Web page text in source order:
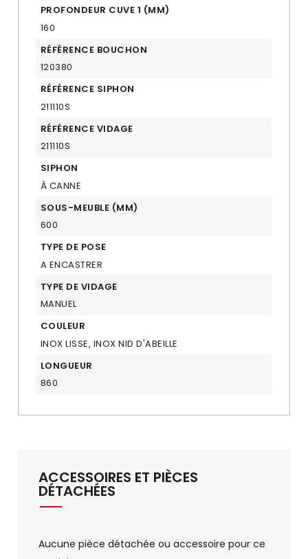
PROFONDEUR CUVE 1 (MM)
160
RÉFÉRENCE BOUCHON
120380
RÉFÉRENCE SIPHON
211110S
RÉFÉRENCE VIDAGE
211110S
SIPHON
À CANNE
SOUS-MEUBLE (MM)
600
TYPE DE POSE
A ENCASTRER
TYPE DE VIDAGE
MANUEL
COULEUR
INOX LISSE, INOX NID D'ABEILLE
LONGUEUR
860
ACCESSOIRES ET PIÈCES
DÉTACHÉES
Aucune pièce détachée ou accessoire pour ce